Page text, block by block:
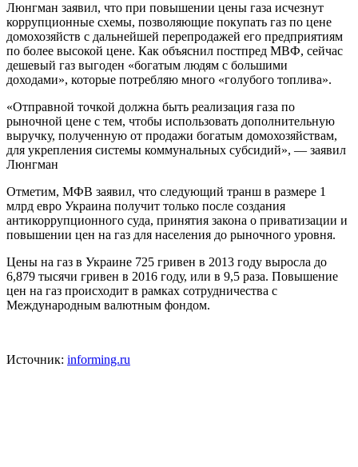
Люнгман заявил, что при повышении цены газа исчезнут
коррупционные схемы, позволяющие покупать газ по цене
домохозяйств с дальнейшей перепродажей его предприятиям
по более высокой цене. Как объяснил постпред МВФ, сейчас
дешевый газ выгоден «богатым людям с большими
доходами», которые потребляю много «голубого топлива».
«Отправной точкой должна быть реализация газа по
рыночной цене с тем, чтобы использовать дополнительную
выручку, полученную от продажи богатым домохозяйствам,
для укрепления системы коммунальных субсидий», — заявил
Люнгман
Отметим, МФВ заявил, что следующий транш в размере 1
млрд евро Украина получит только после создания
антикоррупционного суда, принятия закона о приватизации и
повышении цен на газ для населения до рыночного уровня.
Цены на газ в Украине 725 гривен в 2013 году выросла до
6,879 тысячи гривен в 2016 году, или в 9,5 раза. Повышение
цен на газ происходит в рамках сотрудничества с
Международным валютным фондом.
Источник: informing.ru